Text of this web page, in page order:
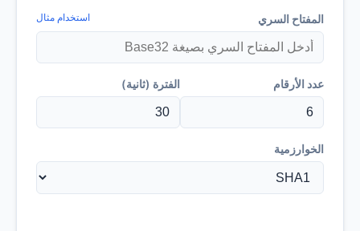
المفتاح السري استخدام مثال
عدد الأرقام الفترة (ثانية)
الخوارزمية